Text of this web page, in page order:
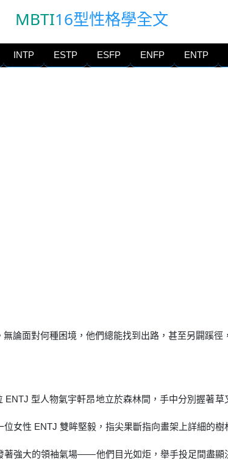
MBTI16型性格學全文
INTP ESTP ESFP ENFP ENTP
論面對何種困境，他們總能找到出路，甚至另闢蹊徑
型人物氣宇軒昂地立於森林間，手中分別握著
女性 ENTJ 雙眸堅毅，指尖果斷指向畫架上詳細的
著強大的領袖氣場——他們目光如炬，舉手投足間盡顯